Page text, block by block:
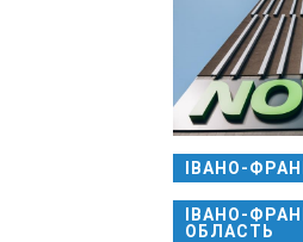
ІВАНО-
ІВАНО-
ОБЛАСТЬ